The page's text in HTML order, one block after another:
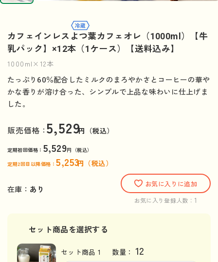
カフェインレスよつ葉カフェオレ（1000ml）【牛
乳パック】×12本（1ケース）【送料込み】
1000ml×12本
たっぷり60％配合したミルクのまろやかさとコーヒーの華や
かな香りが溶け合った、シンプルで上品な味わいに仕上げま
した。
販売価格：5,529円（税込）
定期初回価格： 5,529円（税込）
定期2回目以降価格： 5,253円（税込）
在庫： あり
お気に入りに追加
お気に入り登録人数： 1
セット商品を選択する
セット商品 1 数量： 12